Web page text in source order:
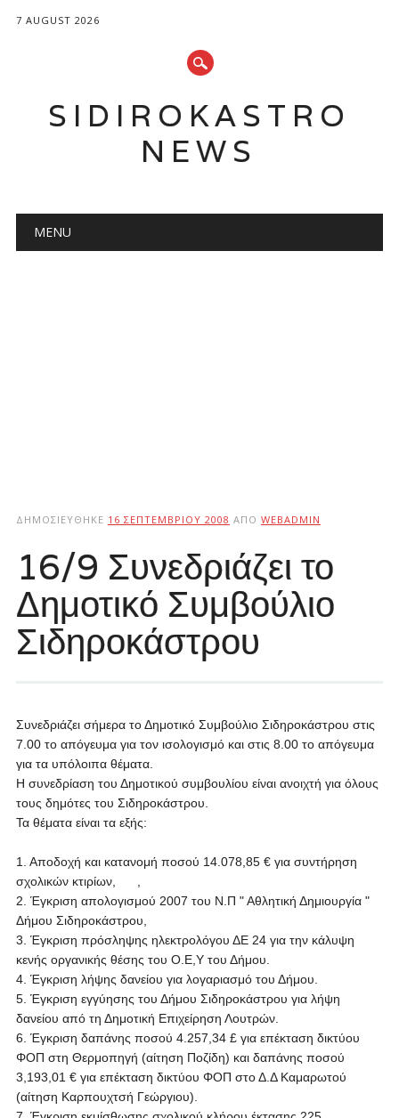
7 AUGUST 2026
SIDIROKASTRO
NEWS
Main menu
MENU
ΔΗΜΟΣΙΕΎΘΗΚΕ 16 ΣΕΠΤΕΜΒΡΊΟΥ 2008 ΑΠΌ WEBADMIN
16/9 Συνεδριάζει το
Δημοτικό Συμβούλιο
Σιδηροκάστρου
Συνεδριάζει σήμερα το Δημοτικό Συμβούλιο Σιδηροκάστρου στις
7.00 το απόγευμα για τον ισολογισμό και στις 8.00 το απόγευμα
για τα υπόλοιπα θέματα.
Η συνεδρίαση τoυ Δημοτικού συμβουλίου είναι ανοιχτή για όλους
τους δημότες του Σιδηροκάστρου.
Τα θέματα είναι τα εξής:
1. Αποδοχή και κατανομή ποσού 14.078,85 € για συντήρηση
σχολικών κτιρίων, ,
2. Έγκριση απολογισμού 2007 του Ν.Π " Αθλητική Δημιουργία "
Δήμου Σιδηροκάστρου,
3. Έγκριση πρόσληψης ηλεκτρολόγου ΔΕ 24 για την κάλυψη
κενής οργανικής θέσης του Ο.Ε,Υ του Δήμου.
4. Έγκριση λήψης δανείου για λογαριασμό του Δήμου.
5. Έγκριση εγγύησης του Δήμου Σιδηροκάστρου για λήψη
δανείου από τη Δημοτική Επιχείρηση Λουτρών.
6. Έγκριση δαπάνης ποσού 4.257,34 £ για επέκταση δικτύου
ΦΟΠ στη Θερμοπηγή (αίτηση Ποζίδη) και δαπάνης ποσού
3,193,01 € για επέκταση δικτύου ΦΟΠ στο Δ.Δ Καμαρωτού
(αίτηση Καρπουχτσή Γεώργιου).